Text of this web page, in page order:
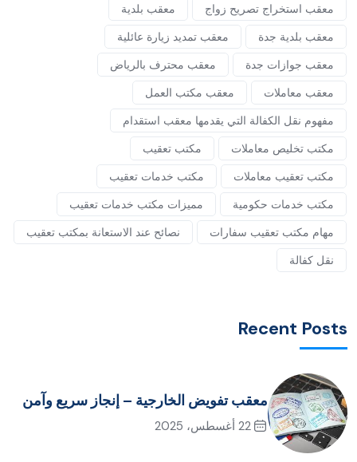
معقب استخراج تصريح زواج
معقب بلدية
معقب بلدية جدة
معقب تمديد زيارة عائلية
معقب جوازات جدة
معقب محترف بالرياض
معقب معاملات
معقب مكتب العمل
مفهوم نقل الكفالة التي يقدمها معقب استقدام
مكتب تخليص معاملات
مكتب تعقيب
مكتب تعقيب معاملات
مكتب خدمات تعقيب
مكتب خدمات حكومية
مميزات مكتب خدمات تعقيب
مهام مكتب تعقيب سفارات
نصائح عند الاستعانة بمكتب تعقيب
نقل كفالة
Recent Posts
معقب تفويض الخارجية – إنجاز سريع وآمن
22 أغسطس، 2025